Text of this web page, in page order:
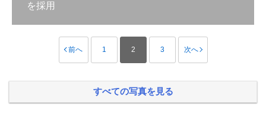
を採用
前へ 1 2 3 次へ
すべての写真を見る